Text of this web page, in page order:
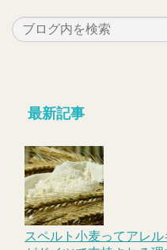
最新記事
スペルト小麦ってアレ